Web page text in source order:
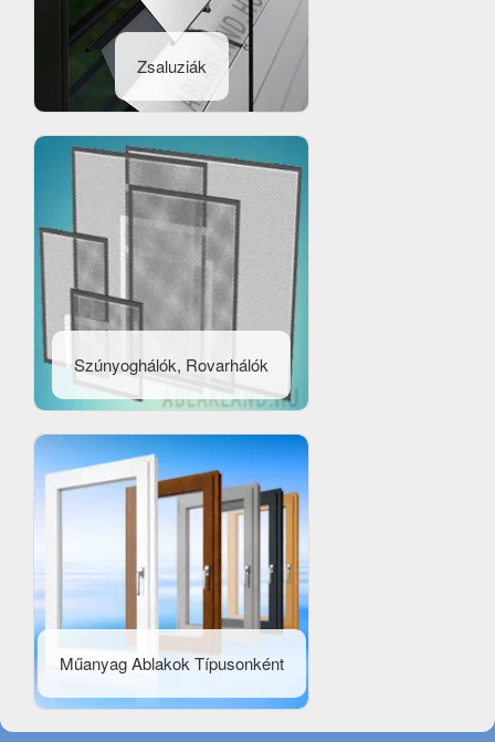
Zsaluziák
Szúnyoghálók, Rovarhálók
Műanyag Ablakok Típusonként